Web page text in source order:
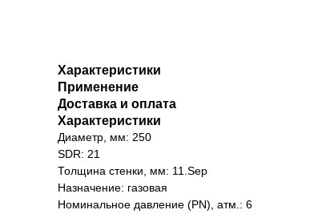
Характеристики
Применение
Доставка и оплата
Характеристики
Диаметр, мм: 250
SDR: 21
Толщина стенки, мм: 11.Sep
Назначение: газовая
Номинальное давление (PN), атм.: 6